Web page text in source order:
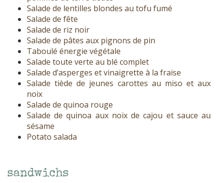
Salade de lentilles blondes au tofu fumé
Salade de fête
Salade de riz noir
Salade de pâtes aux pignons de pin
Taboulé énergie végétale
Salade toute verte au blé complet
Salade d’asperges et vinaigrette à la fraise
Salade tiède de jeunes carottes au miso et aux
noix
Salade de quinoa rouge
Salade de quinoa aux noix de cajou et sauce au
sésame
Potato salada
sandwichs